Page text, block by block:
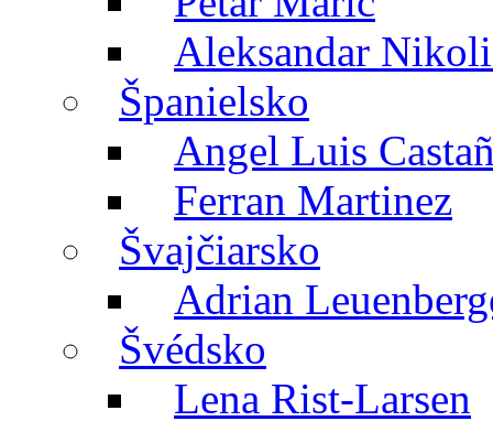
Aleksandar
Španielsko
Angel Luis
Ferran Martinez
Švajčiarsko
Adrian
Švédsko
Lena Rist-Larsen